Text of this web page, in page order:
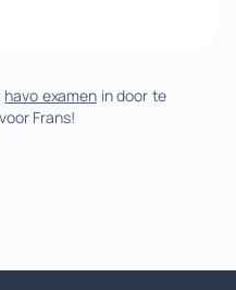
havo examenin door te
Frans!